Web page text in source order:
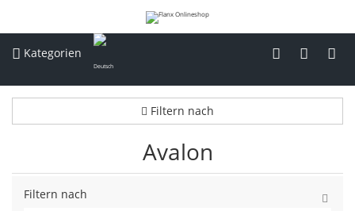
Kategorien
Filtern nach
Avalon
Filtern nach